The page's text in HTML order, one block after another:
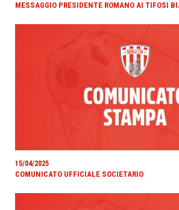
MESSAGGIO PRESIDENTE ROMANO AI TIFOSI
15/04/2025
COMUNICATO UFFICIALE SOCIETARIO